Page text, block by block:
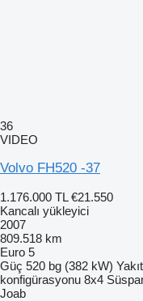
36
VIDEO
Volvo FH520 -37
1.176.000 TL €21.550
Kancalı yükleyici
2007
809.518 km
Euro 5
Güç 520 bg (382 kW) Yakıt
konfigürasyonu 8x4
Joab